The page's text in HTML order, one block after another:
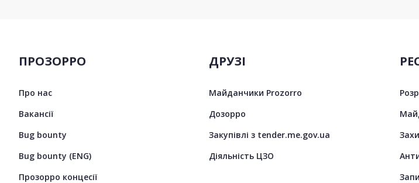
ПРОЗОРРО
Про нас
Вакансії
Bug bounty
Bug bounty (ENG)
Прозорро концесії
ДРУЗІ
Майданчики Prozorro
Дозорро
Закупівлі з tender.me.gov.ua
Діяльність ЦЗО